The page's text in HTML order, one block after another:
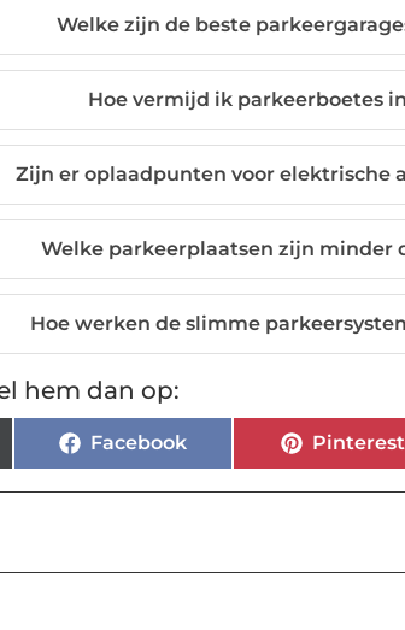
Welke zijn de beste
Hoe vermijd ik parkeerboetes
Zijn er oplaadpunten voor elektrische
Welke parkeerplaatsen zijn minder
Hoe werken de slimme
hem dan op:
Facebook Pinterest